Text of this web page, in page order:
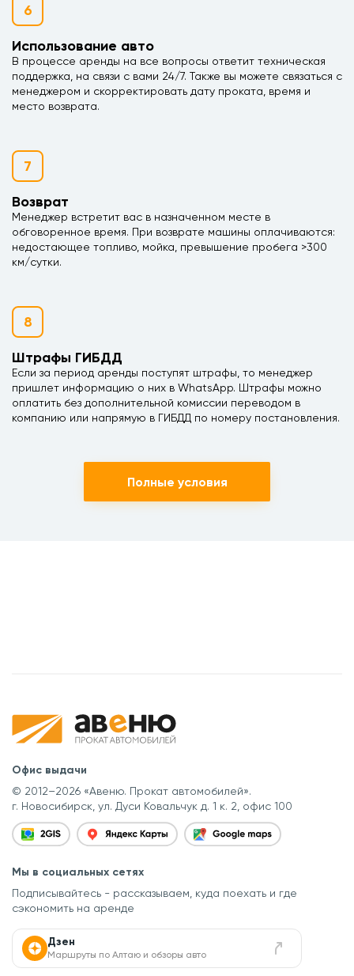
6
Использование авто
В процессе аренды на все вопросы ответит техническая
поддержка, на связи с вами 24/7. Также вы можете связаться с
менеджером и скорректировать дату проката, время и
место возврата.
7
Возврат
Менеджер встретит вас в назначенном месте в
обговоренное время. При возврате машины оплачиваются:
недостающее топливо, мойка, превышение пробега >300
км/сутки.
8
Штрафы ГИБДД
Если за период аренды поступят штрафы, то менеджер
пришлет информацию о них в WhatsApp. Штрафы можно
оплатить без дополнительной комиссии переводом в
компанию или напрямую в ГИБДД по номеру постановления.
Полные условия
Офис выдачи
© 2012–2026 «Авеню. Прокат автомобилей».
г. Новосибирск, ул. Дуси Ковальчук д. 1 к. 2, офис 100
Мы в социальных сетях
Подписывайтесь - рассказываем, куда поехать и где
сэкономить на аренде
Дзен
Маршруты по Алтаю и обзоры авто